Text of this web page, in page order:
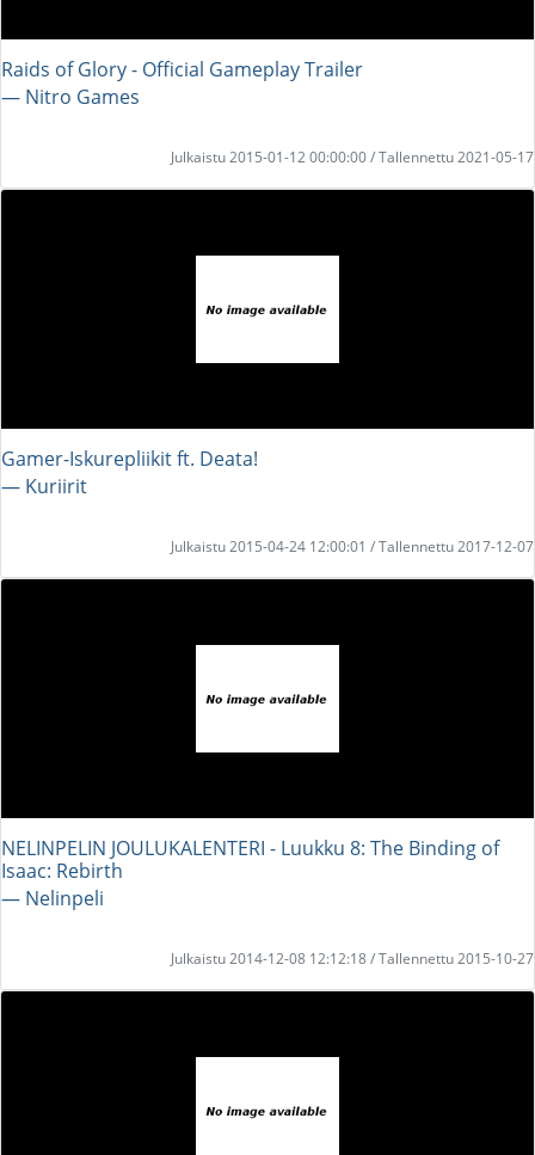
Raids of Glory - Official Gameplay Trailer
― Nitro Games
Julkaistu 2015-01-12 00:00:00 / Tallennettu 2021-05-17
Gamer-Iskurepliikit ft. Deata!
― Kuriirit
Julkaistu 2015-04-24 12:00:01 / Tallennettu 2017-12-07
NELINPELIN JOULUKALENTERI - Luukku 8: The Binding of
Isaac: Rebirth
― Nelinpeli
Julkaistu 2014-12-08 12:12:18 / Tallennettu 2015-10-27